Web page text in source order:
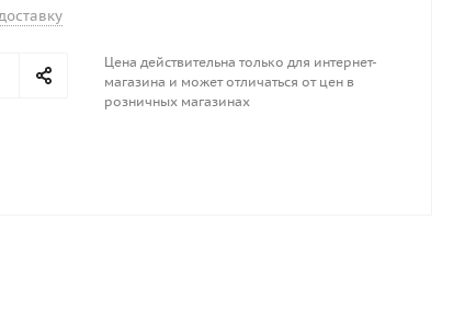
Цена действительна только для интернет-
магазина и может отличаться от цен в
розничных магазинах